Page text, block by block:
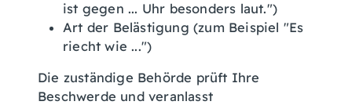
ist gegen ... Uhr besonders laut.")
Art der Belästigung (zum Beispiel "Es
riecht wie ...")
Die zuständige Behörde prüft Ihre
Beschwerde und veranlasst